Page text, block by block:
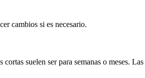
cambios si es necesario.
suelen ser para semanas o meses.